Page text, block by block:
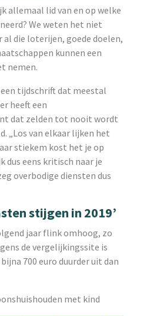
allemaal lid van en op welke
We weten het niet
al die loterijen, goede doelen,
kunnen een
nemen.
een tijdschrift dat meestal
heeft een
dat zelden tot nooit wordt
„Los van elkaar lijken het
stiekem kost het je op
dus eens kritisch naar je
overbodige diensten dus
stijgen in 2019’
jaar flink omhoog, zo
de vergelijkingssite is
700 euro duurder uit dan
met kind